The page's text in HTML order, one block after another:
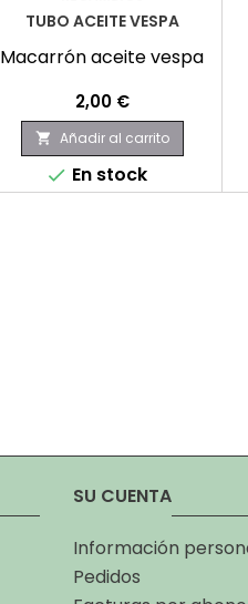
TUBO ACEITE VESPA
Macarrón aceite vespa
Precio
2,00 €
 Añadir al carrito
 En stock
SU CUENTA
Información
Pedidos